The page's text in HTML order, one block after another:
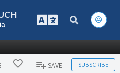
SAVE SUBSCRIBE